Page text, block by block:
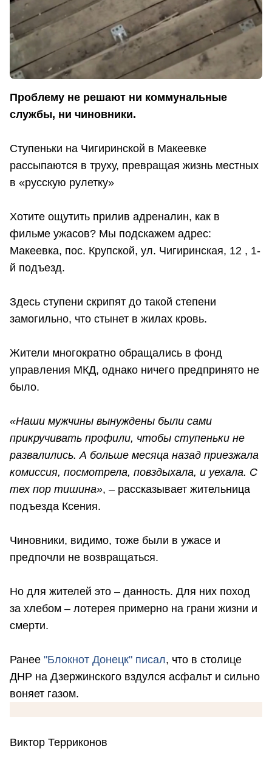
Проблему не решают ни коммунальные
службы, ни чиновники.
Ступеньки на Чигиринской в Макеевке
рассыпаются в труху, превращая жизнь местных
в «русскую рулетку»
Хотите ощутить прилив адреналин, как в
фильме ужасов? Мы подскажем адрес:
Макеевка, пос. Крупской, ул. Чигиринская, 12 , 1-
й подъезд.
Здесь ступени скрипят до такой степени
замогильно, что стынет в жилах кровь.
Жители многократно обращались в фонд
управления МКД, однако ничего предпринято не
было.
«Наши мужчины вынуждены были сами
прикручивать профили, чтобы ступеньки не
развалились. А больше месяца назад приезжала
комиссия, посмотрела, повздыхала, и уехала. С
тех пор тишина», – рассказывает жительница
подъезда Ксения.
Чиновники, видимо, тоже были в ужасе и
предпочли не возвращаться.
Но для жителей это – данность. Для них поход
за хлебом – лотерея примерно на грани жизни и
смерти.
Ранее "Блокнот Донецк" писал, что в столице
ДНР на Дзержинского вздулся асфальт и сильно
воняет газом.
Виктор Терриконов